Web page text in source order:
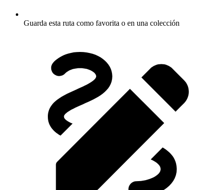
Guarda esta ruta como favorita o en una colección